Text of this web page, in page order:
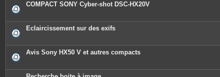
COMPACT SONY Cyber-shot DSC-HX20V
Eclaircissement sur des exifs
Avis Sony HX50 V et autres compacts